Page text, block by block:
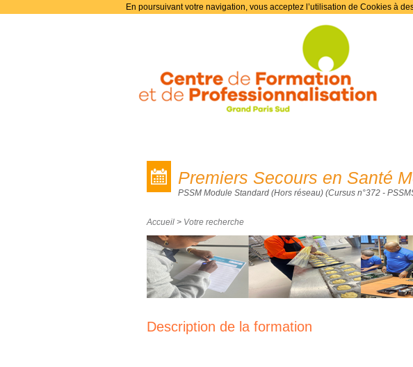
En poursuivant votre navigation, vous acceptez l’utilisation de Cookies à
Premiers Secours en Santé
PSSM Module Standard (Hors réseau) (Cursus n°372 -
Accueil > Votre recherche
Description de la formation